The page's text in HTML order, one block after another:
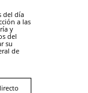
del día
a las
y
del
su
de